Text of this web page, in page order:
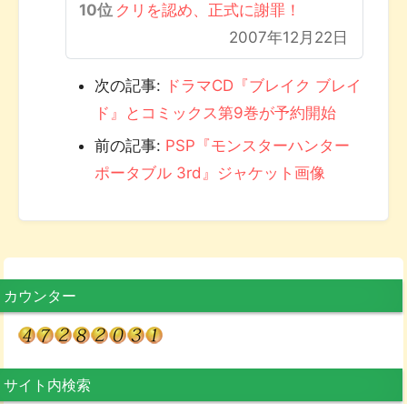
クリを認め、正式に謝罪！
2007年12月22日
次の記事: ドラマCD『ブレイク ブレイ
ド』とコミックス第9巻が予約開始
前の記事: PSP『モンスターハンター
ポータブル 3rd』ジャケット画像
カウンター
サイト内検索